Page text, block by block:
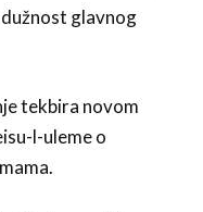
glavnog
tekbira novom
l-uleme o